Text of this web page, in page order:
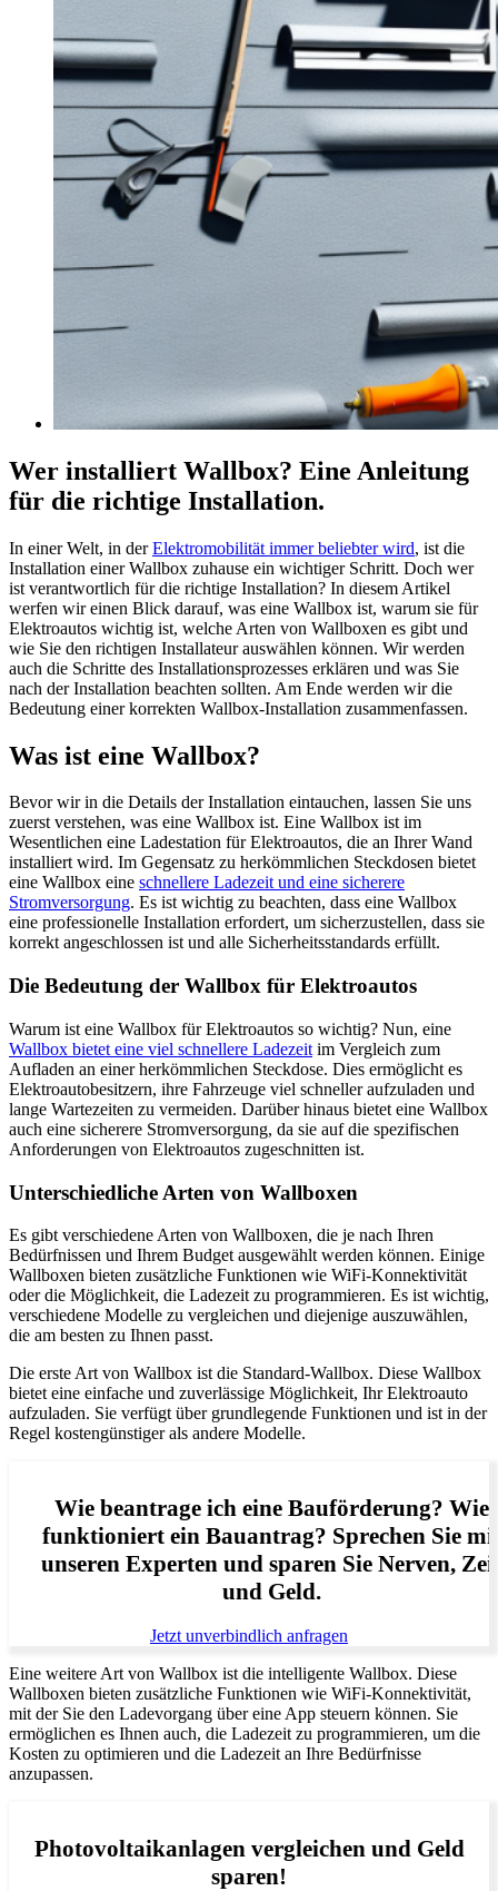
Wer installiert Wallbox? Eine Anleitung
für die richtige Installation.
In einer Welt, in derElektromobilität immer beliebter wird, ist die
Installation einer Wallbox zuhause ein wichtiger Schritt. Doch wer
ist verantwortlich für die richtige Installation? In diesem Artikel
werfen wir einen Blick darauf, was eine Wallbox ist, warum sie für
Elektroautos wichtig ist, welche Arten von Wallboxen es gibt und
wie Sie den richtigen Installateur auswählen können. Wir werden
auch die Schritte des Installationsprozesses erklären und was Sie
nach der Installation beachten sollten. Am Ende werden wir die
Bedeutung einer korrekten Wallbox-Installation zusammenfassen.
Was ist eine Wallbox?
Bevor wir in die Details der Installation eintauchen, lassen Sie uns
zuerst verstehen, was eine Wallbox ist. Eine Wallbox ist im
Wesentlichen eine Ladestation für Elektroautos, die an Ihrer Wand
installiert wird. Im Gegensatz zu herkömmlichen Steckdosen bietet
eine Wallbox eine schnellere Ladezeit und eine sicherere
Stromversorgung. Es ist wichtig zu beachten, dass eine Wallbox
eine professionelle Installation erfordert, um sicherzustellen, dass sie
korrekt angeschlossen ist und alle Sicherheitsstandards erfüllt.
Die Bedeutung der Wallbox für Elektroautos
Warum ist eine Wallbox für Elektroautos so wichtig? Nun, eine
Wallbox bietet eine viel schnellere Ladezeit im Vergleich zum
Aufladen an einer herkömmlichen Steckdose. Dies ermöglicht es
Elektroautobesitzern, ihre Fahrzeuge viel schneller aufzuladen und
lange Wartezeiten zu vermeiden. Darüber hinaus bietet eine Wallbox
auch eine sicherere Stromversorgung, da sie auf die spezifischen
Anforderungen von Elektroautos zugeschnitten ist.
Unterschiedliche Arten von Wallboxen
Es gibt verschiedene Arten von Wallboxen, die je nach Ihren
Bedürfnissen und Ihrem Budget ausgewählt werden können. Einige
Wallboxen bieten zusätzliche Funktionen wie WiFi-Konnektivität
oder die Möglichkeit, die Ladezeit zu programmieren. Es ist wichtig,
verschiedene Modelle zu vergleichen und diejenige auszuwählen,
die am besten zu Ihnen passt.
Die erste Art von Wallbox ist die Standard-Wallbox. Diese Wallbox
bietet eine einfache und zuverlässige Möglichkeit, Ihr Elektroauto
aufzuladen. Sie verfügt über grundlegende Funktionen und ist in der
Regel kostengünstiger als andere Modelle.
Wie beantrage ich eine Bauförderung? Wie
funktioniert ein Bauantrag? Sprechen Sie
unseren Experten und sparen Sie Nerven,
und Geld.
Jetzt unverbindlich anfragen
Eine weitere Art von Wallbox ist die intelligente Wallbox. Diese
Wallboxen bieten zusätzliche Funktionen wie WiFi-Konnektivität,
mit der Sie den Ladevorgang über eine App steuern können. Sie
ermöglichen es Ihnen auch, die Ladezeit zu programmieren, um die
Kosten zu optimieren und die Ladezeit an Ihre Bedürfnisse
anzupassen.
Photovoltaikanlagen vergleichen und Geld
sparen!